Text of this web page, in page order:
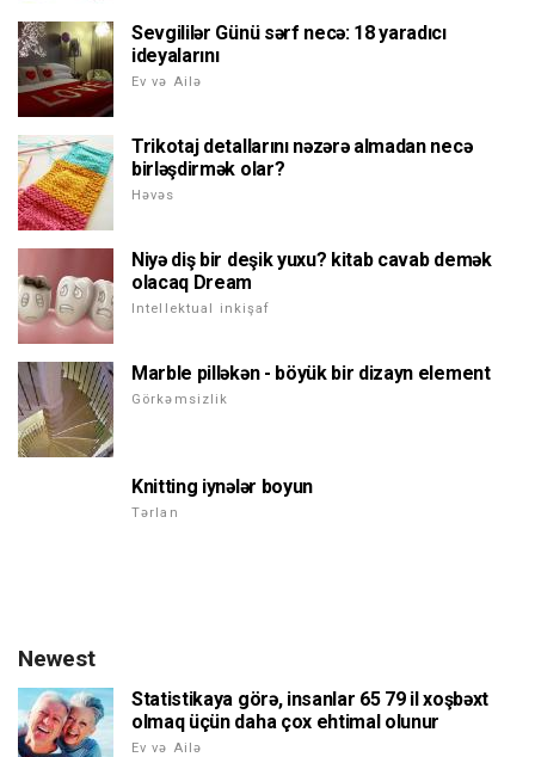
Sevgililər Günü sərf necə: 18 yaradıcı
ideyalarını
Ev və Ailə
Trikotaj detallarını nəzərə almadan necə
birləşdirmək olar?
Həvəs
Niyə diş bir deşik yuxu? kitab cavab demək
olacaq Dream
Intellektual inkişaf
Marble pilləkən - böyük bir dizayn element
Görkəmsizlik
Knitting iynələr boyun
Tərlan
Newest
Statistikaya görə, insanlar 65 79 il xoşbəxt
olmaq üçün daha çox ehtimal olunur
Ev və Ailə